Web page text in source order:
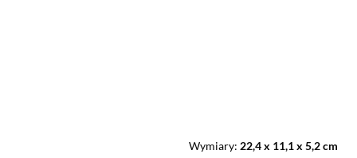
Wymiary 22,4 x 11,1 x 5,2 cm